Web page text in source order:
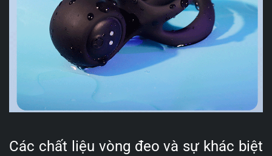
Các chất liệu vòng đeo và sự khác biệt